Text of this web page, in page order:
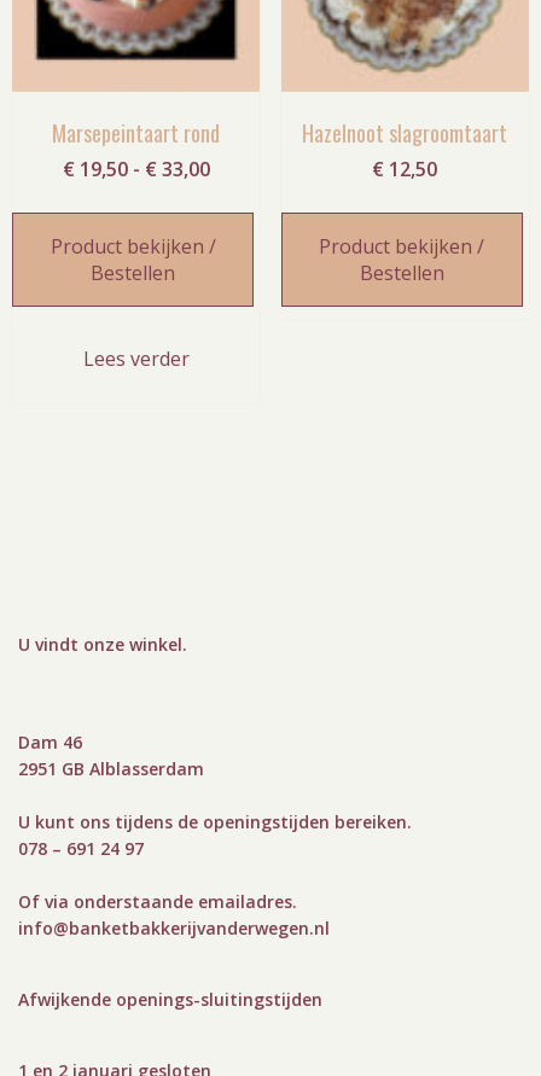
Marsepeintaart rond
€ 19,50 - € 33,00Prijsklasse:
tot
€ 33,00
Product bekijken /
Bestellen
Lees verder
Hazelnoot slagroomtaart
€ 12,50
Product bekijken /
Bestellen
U vindt onze winkel.
Dam 46
2951 GB Alblasserdam
U kunt ons tijdens de openingstijden bereiken.
078 – 691 24 97
Of via onderstaande emailadres.
info@banketbakkerijvanderwegen.nl
Afwijkende openings-sluitingstijden
1 en 2 januari gesloten